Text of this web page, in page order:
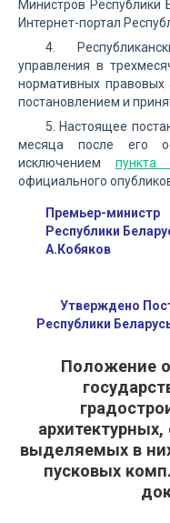
Министров Республики
Интернет-портал
4.
управления в
нормативных правовых
постановлением и
5. Настоящее
месяца после его
исключением пункта
официального
Премьер-министр
Республики
А.Кобяков
Утверждено
Республики
Положение
выделяемых в
пусковых